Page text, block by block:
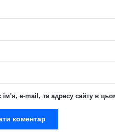
ім'я, e-mail, та адресу сайту в